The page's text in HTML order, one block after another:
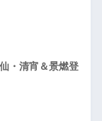
・清宵＆景燃登